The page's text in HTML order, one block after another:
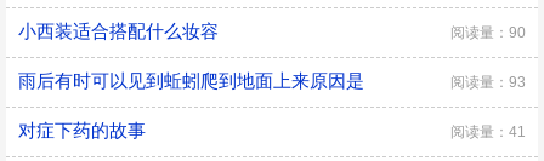
小西装适合搭配什么妆容 阅读量：90
雨后有时可以见到蚯蚓爬到地面上来原因是 阅读量：93
对症下药的故事 阅读量：41